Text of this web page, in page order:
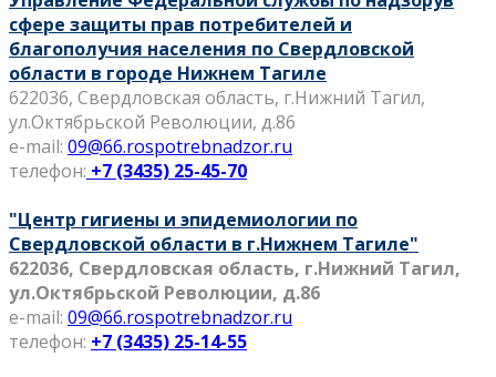
сфере защиты прав потребителей и
благополучия населения по Свердловской
области в городе Нижнем Тагиле
622036, Свердловская область, г.Нижний Тагил,
ул.Октябрьской Революции, д.86
e-mail: 09@66.rospotrebnadzor.ru
телефон: +7 (3435) 25-45-70
"Центр гигиены и эпидемиологии по
Свердловской области в г.Нижнем Тагиле"
622036, Свердловская область, г.Нижний Тагил,
ул.Октябрьской Революции, д.86
e-mail: 09@66.rospotrebnadzor.ru
телефон: +7 (3435) 25-14-55